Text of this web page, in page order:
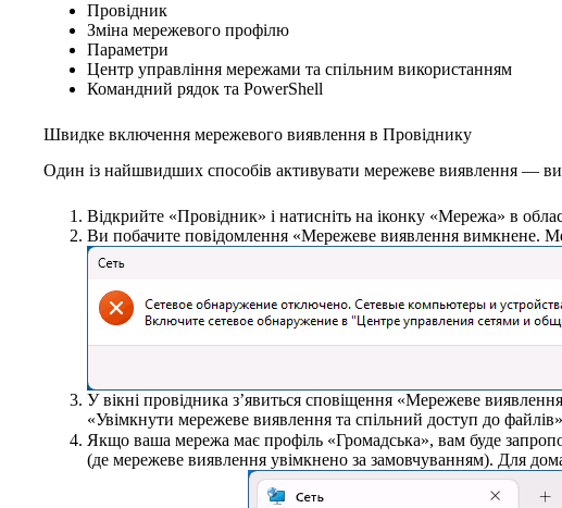
Провідник
Зміна мережевого профілю
Параметри
Центр управління мережами та спільним використанням
Командний рядок та PowerShell
Швидке включення мережевого виявлення в Провіднику
Один із найшвидших способів активувати мережеве виявлення —
Відкрийте «Провідник» і натисніть на іконку «Мережа» в
Ви побачите повідомлення «Мережеве виявлення вимкнене.
У вікні провідника з’явиться сповіщення «Мережеве
«Увімкнути мережеве виявлення та спільний доступ до
Якщо ваша мережа має профіль «Громадська», вам буде
(де мережеве виявлення увімкнено за замовчуванням). Для